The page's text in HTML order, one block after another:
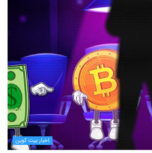
اخبار بیت کوین